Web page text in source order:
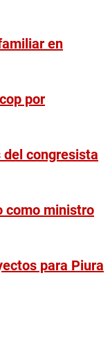
en
por
congresista
como ministro
para Piura